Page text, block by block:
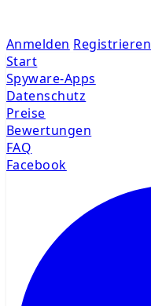
Anmelden Registrieren
Start
Spyware-Apps
Datenschutz
Preise
Bewertungen
FAQ
Facebook